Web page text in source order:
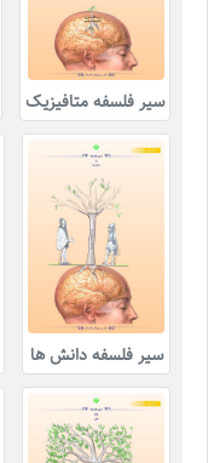
سیر فلسفه متافیزیک
سیر فلسفه دانش ها